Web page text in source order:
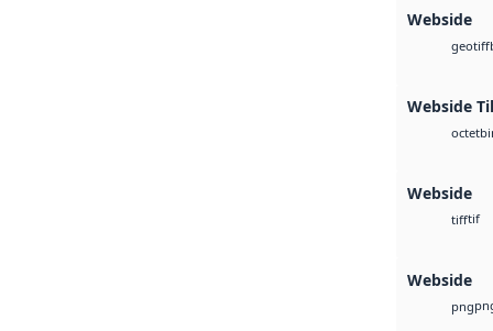
Webside
geotiff
Webside
octet
Webside
tifftif
Webside
png